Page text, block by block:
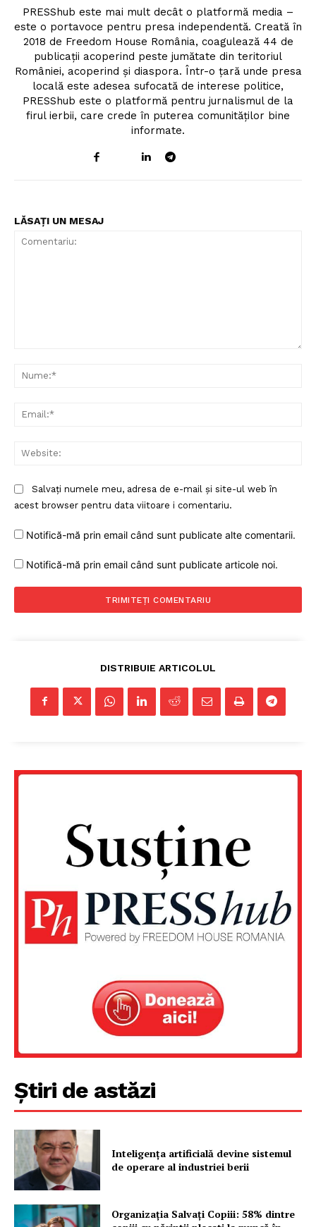
Un proiect
PRESShub este mai mult decât o platformă media –
este o portavoce pentru presa independentă. Creată în
2018 de Freedom House România, coagulează 44 de
publicații acoperind peste jumătate din teritoriul
României, acoperind și diaspora. Într-o țară unde presa
locală este adesea sufocată de interese politice,
PRESShub este o platformă pentru jurnalismul de la
firul ierbii, care crede în puterea comunităților bine
informate.
LĂSAȚI UN MESAJ
Salvați numele meu, adresa de e-mail și site-ul web în
acest browser pentru data viitoare i comentariu.
Notifică-mă prin email când sunt publicate alte comentarii.
Notifică-mă prin email când sunt publicate articole noi.
DISTRIBUIE ARTICOLUL
Știri de astăzi
Inteligența artificială devine sistemul
de operare al industriei berii
Organizația Salvați Copiii: 58% dintre